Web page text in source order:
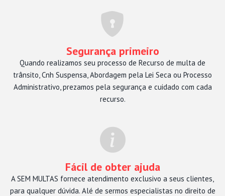
Segurança primeiro
Quando realizamos seu processo de Recurso de multa de
trânsito, Cnh Suspensa, Abordagem pela Lei Seca ou Processo
Administrativo, prezamos pela segurança e cuidado com cada
recurso.
Fácil de obter ajuda
A SEM MULTAS fornece atendimento exclusivo a seus clientes,
para qualquer dúvida. Alé de sermos especialistas no direito de